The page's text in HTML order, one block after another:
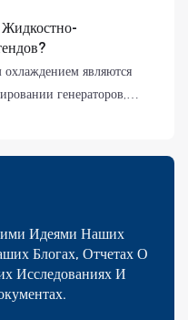
являются
генераторов,
хранения энергии на
снижение
результаты
оборудования.
Идеями Наших
Блогах, Отчетах О
Исследованиях И